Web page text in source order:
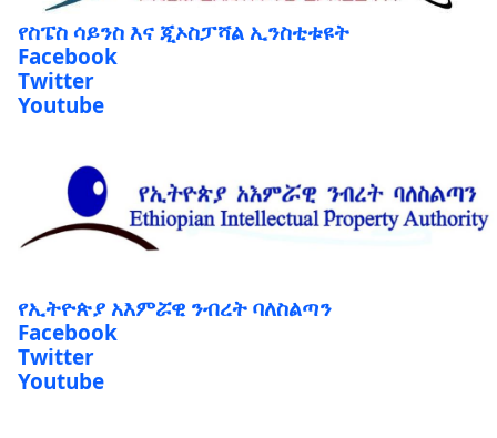
የስፔስ ሳይንስ እና ጂኦስፓሻል ኢንስቲቱዩት
Facebook
Twitter
Youtube
የኢትዮጵያ አእምሯዊ ንብረት ባለስልጣን
Facebook
Twitter
Youtube